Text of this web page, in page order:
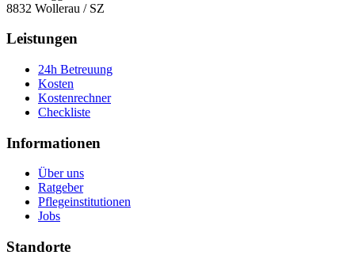
8832 Wollerau / SZ
Leistungen
24h Betreuung
Kosten
Kostenrechner
Checkliste
Informationen
Über uns
Ratgeber
Pflegeinstitutionen
Jobs
Standorte